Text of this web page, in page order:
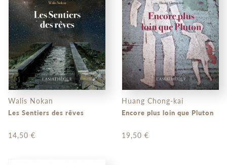
Walis Nokan
Les Sentiers des rêves
14,50 €
Huang Chong-kai
Encore plus loin que Pluton
19,50 €